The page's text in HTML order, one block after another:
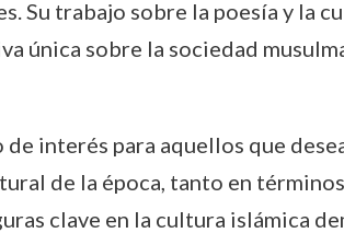
Su trabajo sobre la poesía y la
única sobre la sociedad
interés para aquellos que
de la época, tanto en
clave en la cultura islámica